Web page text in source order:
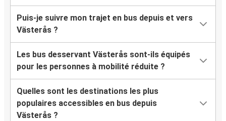
Puis-je suivre mon trajet en bus depuis et vers
Västerås ?
Les bus desservant Västerås sont-ils équipés
pour les personnes à mobilité réduite ?
Quelles sont les destinations les plus
populaires accessibles en bus depuis
Västerås ?